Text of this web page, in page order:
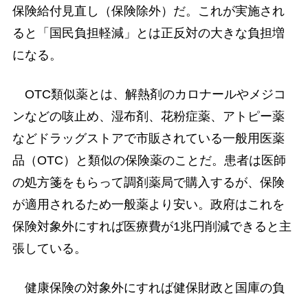
保険給付見直し（保険除外）だ。これが実施され
ると「国民負担軽減」とは正反対の大きな負担増
になる。
OTC類似薬とは、解熱剤のカロナールやメジコ
ンなどの咳止め、湿布剤、花粉症薬、アトピー薬
などドラッグストアで市販されている一般用医薬
品（OTC）と類似の保険薬のことだ。患者は医師
の処方箋をもらって調剤薬局で購入するが、保険
が適用されるため一般薬より安い。政府はこれを
保険対象外にすれば医療費が1兆円削減できると主
張している。
健康保険の対象外にすれば健保財政と国庫の負